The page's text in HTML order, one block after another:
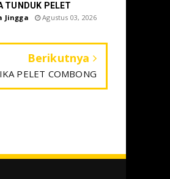
TUNDUK PELET
Jingga Agustus 03, 2026
Berikutnya
PELET COMBONG